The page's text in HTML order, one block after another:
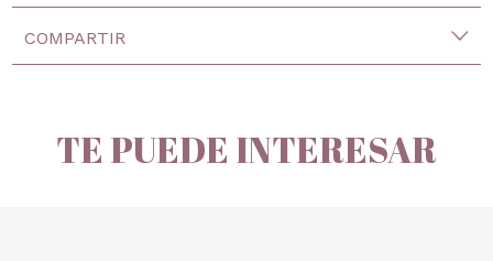
COMPARTIR
TE PUEDE INTERESAR